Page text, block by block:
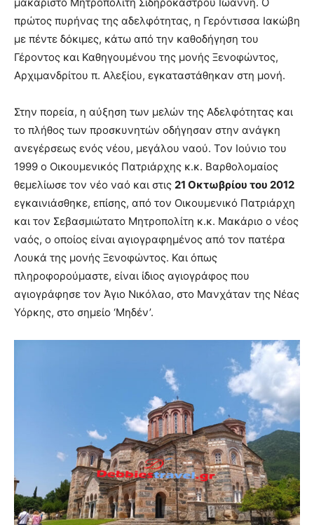
πρώτος πυρήνας της αδελφότητας, η Γερόντισσα Ιακώβη
με πέντε δόκιμες, κάτω από την καθοδήγηση του
Γέροντος και Καθηγουμένου της μονής Ξενοφώντος,
Αρχιμανδρίτου π. Αλεξίου, εγκαταστάθηκαν στη μονή.
Στην πορεία, η αύξηση των μελών της Αδελφότητας και
το πλήθος των προσκυνητών οδήγησαν στην ανάγκη
ανεγέρσεως ενός νέου, μεγάλου ναού. Τον Ιούνιο του
1999 ο Οικουμενικός Πατριάρχης κ.κ. Βαρθολομαίος
θεμελίωσε τον νέο ναό και στις 21 Οκτωβρίου του 2012
εγκαινιάσθηκε, επίσης, από τον Οικουμενικό Πατριάρχη
και τον Σεβασμιώτατο Μητροπολίτη κ.κ. Μακάριο ο νέος
ναός, ο οποίος είναι αγιογραφημένος από τον πατέρα
Λουκά της μονής Ξενοφώντος. Και όπως
πληροφορούμαστε, είναι ίδιος αγιογράφος που
αγιογράφησε τον Άγιο Νικόλαο, στο Μανχάταν της Νέας
Υόρκης, στο σημείο ‘Μηδέν’.